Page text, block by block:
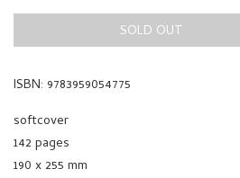
SOLD OUT
ISBN: 9783959054775
softcover
142 pages
190 x 255 mm